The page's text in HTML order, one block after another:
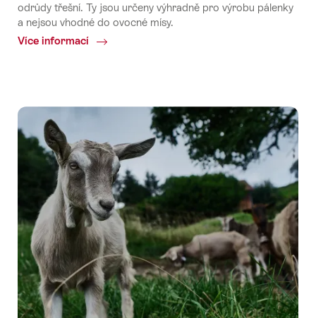
odrůdy třešní. Ty jsou určeny výhradně pro výrobu pálenky
a nejsou vhodné do ovocné mísy.
Více informací
Common.Of